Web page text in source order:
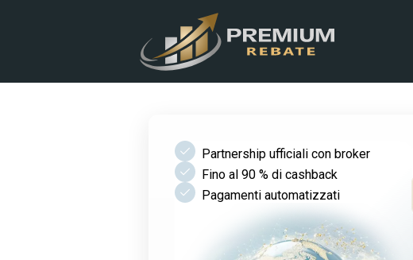
check Partnership ufficiali con broker
check Fino al 90 % di cashback
check Pagamenti automatizzati